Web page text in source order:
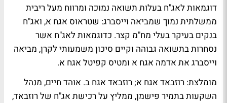
דוגמאות לאג"ח בעלות תשואה נמוכה ומרווח מעל ריבית
ממשלתית נמוך שמביאה וייסברג: שטראוס אגח א, ואג"ח
בנקים בעיקר בעלי מח"מ קצר. כדוגמאות לאג"ח אשר
נסחרות בתשואה גבוהה וקיים סיכון משמעותי לקרן, מביאה
וייסברג את אדמה אגח א ומטיס קפיטל אגח א.
מומלצת: רוזבאד אגח א; רוזבאד אגח ב. אוהד חיים, מנהל
השקעות בתמיר פישמן, ממליץ על רכישת אג"ח של רוזבאד,